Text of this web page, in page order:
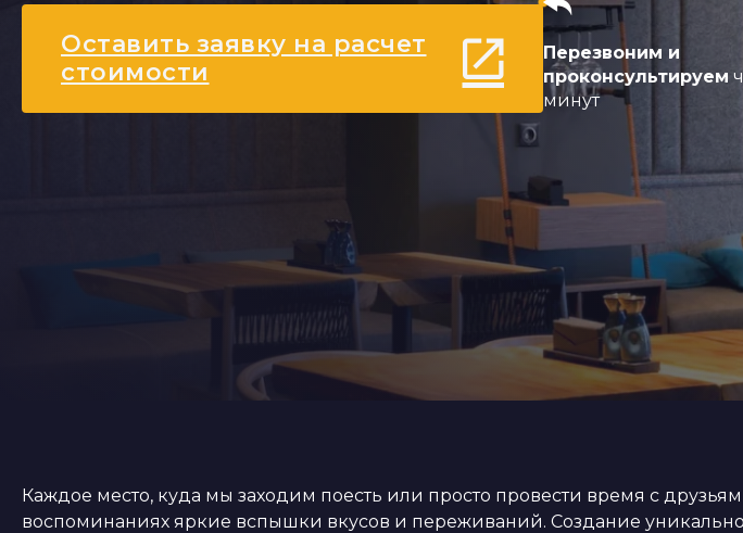
Оставить заявку на расчет
стоимости
Перезвоним и
проконсультируем
минут
Каждое место, куда мы заходим поесть или просто провести время с
воспоминаниях яркие вспышки вкусов и переживаний. Создание